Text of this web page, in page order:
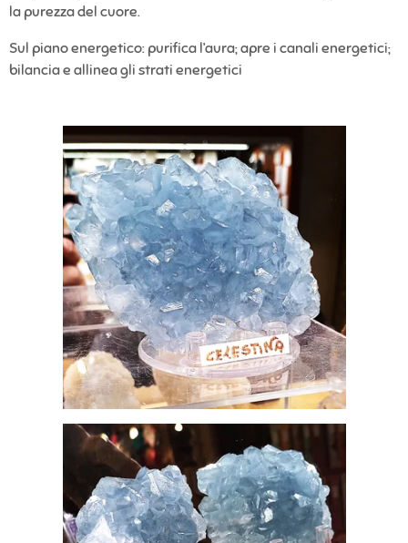
la purezza del cuore.
Sul piano energetico: purifica l’aura; apre i canali energetici;
bilancia e allinea gli strati energetici